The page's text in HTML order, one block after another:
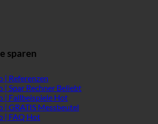
sparen
| Referenzen
| Spar Rechner
| Fallbeispiele
| GRATIS Messbeutel
| FAQ